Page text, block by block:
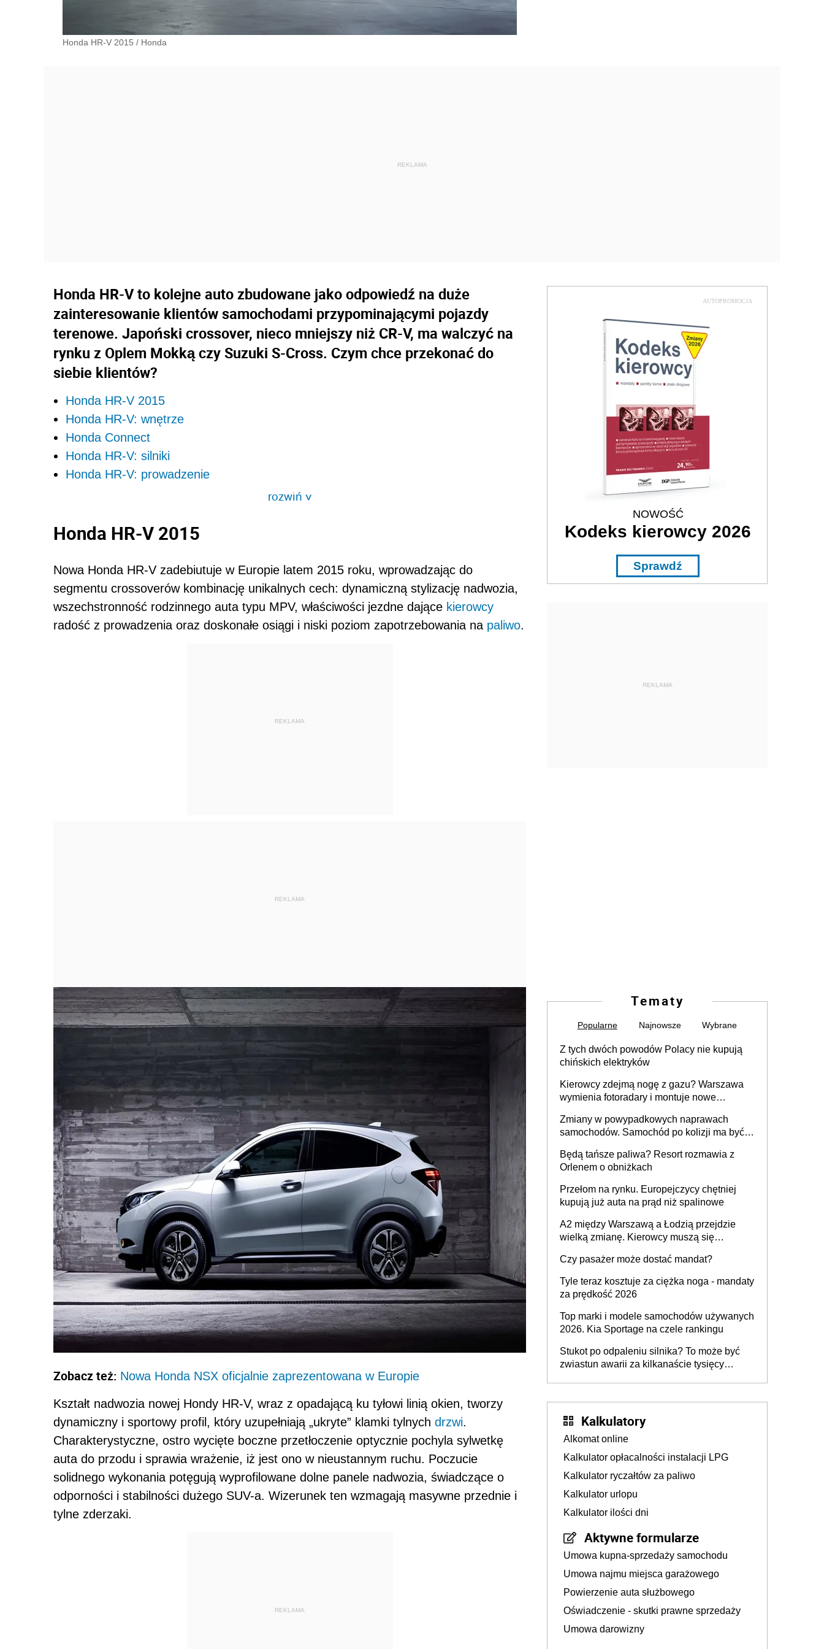
Honda HR-V 2015 / Honda
Honda HR-V to kolejne auto zbudowane jako odpowiedź na duże
zainteresowanie klientów samochodami przypominającymi pojazdy
terenowe. Japoński crossover, nieco mniejszy niż CR-V, ma walczyć na
rynku z Oplem Mokką czy Suzuki S-Cross. Czym chce przekonać do
siebie klientów?
Honda HR-V 2015
Honda HR-V: wnętrze
Honda Connect
Honda HR-V: silniki
Honda HR-V: prowadzenie
rozwiń>
Honda HR-V 2015
Nowa Honda HR-V zadebiutuje w Europie latem 2015 roku, wprowadzając do
segmentu crossoverów kombinację unikalnych cech: dynamiczną stylizację nadwozia,
wszechstronność rodzinnego auta typu MPV, właściwości jezdne dające kierowcy
radość z prowadzenia oraz doskonałe osiągi i niski poziom zapotrzebowania na paliwo.
REKLAMA
REKLAMA
Zobacz też: Nowa Honda NSX oficjalnie zaprezentowana w Europie
Kształt nadwozia nowej Hondy HR-V, wraz z opadającą ku tyłowi linią okien, tworzy
dynamiczny i sportowy profil, który uzupełniają „ukryte” klamki tylnych drzwi.
Charakterystyczne, ostro wycięte boczne przetłoczenie optycznie pochyla sylwetkę
auta do przodu i sprawia wrażenie, iż jest ono w nieustannym ruchu. Poczucie
solidnego wykonania potęgują wyprofilowane dolne panele nadwozia, świadczące o
odporności i stabilności dużego SUV-a. Wizerunek ten wzmagają masywne przednie i
tylne zderzaki.
REKLAMA
AUTOPROMOCJA
NOWOŚĆ
Kodeks kierowcy 2026
Sprawdź
REKLAMA
Tematy
Popularne Najnowsze Wybrane
Z tych dwóch powodów Polacy nie kupują
chińskich elektryków
Kierowcy zdejmą nogę z gazu? Warszawa
wymienia fotoradary i montuje nowe
Zmiany w powypadkowych naprawach
samochodów. Samochód po kolizji ma być
technologią producenta
Będą tańsze paliwa? Resort rozmawia z
Orlenem o obniżkach
Przełom na rynku. Europejczycy chętniej
kupują już auta na prąd niż spalinowe
A2 między Warszawą a Łodzią przejdzie
wielką zmianę. Kierowcy muszą się
Czy pasażer może dostać mandat?
Tyle teraz kosztuje za ciężka noga - mandaty
za prędkość 2026
Top marki i modele samochodów używanych
2026. Kia Sportage na czele rankingu
Stukot po odpaleniu silnika? To może być
zwiastun awarii za kilkanaście tysięcy
Kalkulatory
Alkomat online
Kalkulator opłacalności instalacji LPG
Kalkulator ryczałtów za paliwo
Kalkulator urlopu
Kalkulator ilości dni
Aktywne formularze
Umowa kupna-sprzedaży samochodu
Umowa najmu miejsca garażowego
Powierzenie auta służbowego
Oświadczenie - skutki prawne sprzedaży
Umowa darowizny